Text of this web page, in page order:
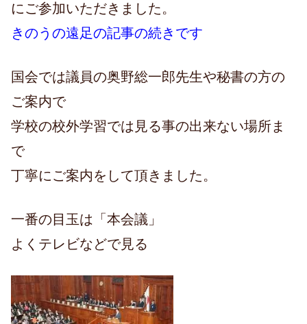
にご参加いただきました。
きのうの遠足の記事の続きです
国会では議員の奥野総一郎先生や秘書の方の
ご案内で
学校の校外学習では見る事の出来ない場所ま
で
丁寧にご案内をして頂きました。
一番の目玉は「本会議」
よくテレビなどで見る